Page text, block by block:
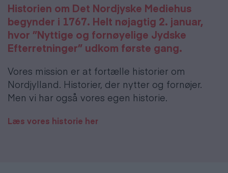
Historien om Det Nordjyske Mediehus
begynder i 1767. Helt nøjagtig 2. januar,
hvor ”Nyttige og fornøyelige Jydske
Efterretninger” udkom første gang.
Vores mission er at fortælle historier om
Nordjylland. Historier, der nytter og fornøjer.
Men vi har også vores egen historie.
Læs vores historie her